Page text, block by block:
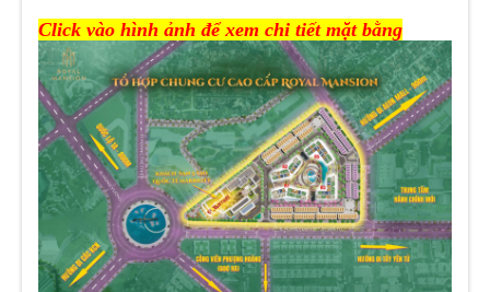
Click vào hình ảnh để xem chi tiết mặt bằng